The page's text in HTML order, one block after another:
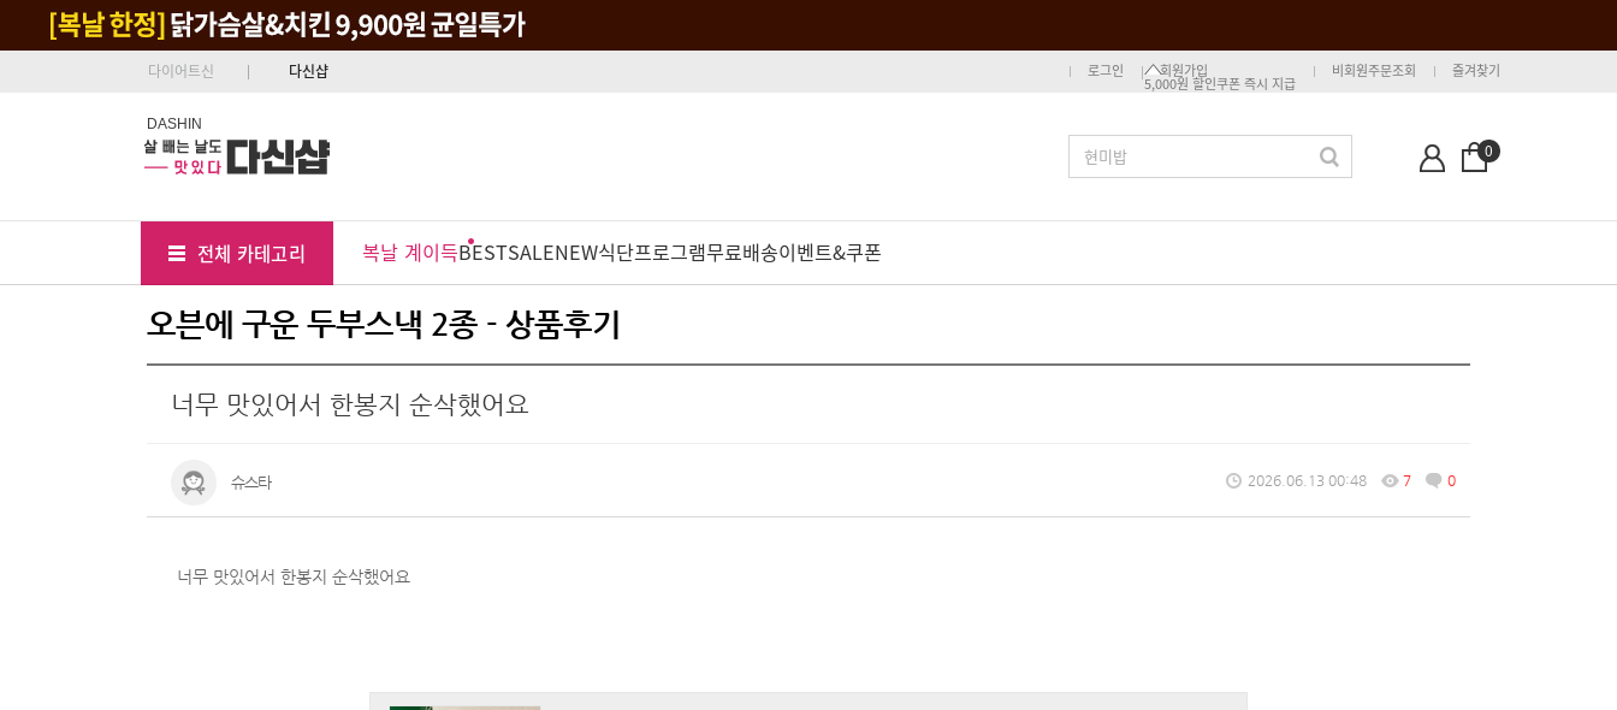
다이어트신 다신샵 로그인 회원가입
5,000원 할인쿠폰 즉시 지급
비회원주문조회 즐겨찾기
DASHIN
0
전체 카테고리 복날 계이득BESTSALENEW식단프로그램무료배송이벤트&쿠폰
오븐에 구운 두부스낵 2종 - 상품후기
너무 맛있어서 한봉지 순삭했어요
슈스타 2026.06.13 00:48 7 0
너무 맛있어서 한봉지 순삭했어요